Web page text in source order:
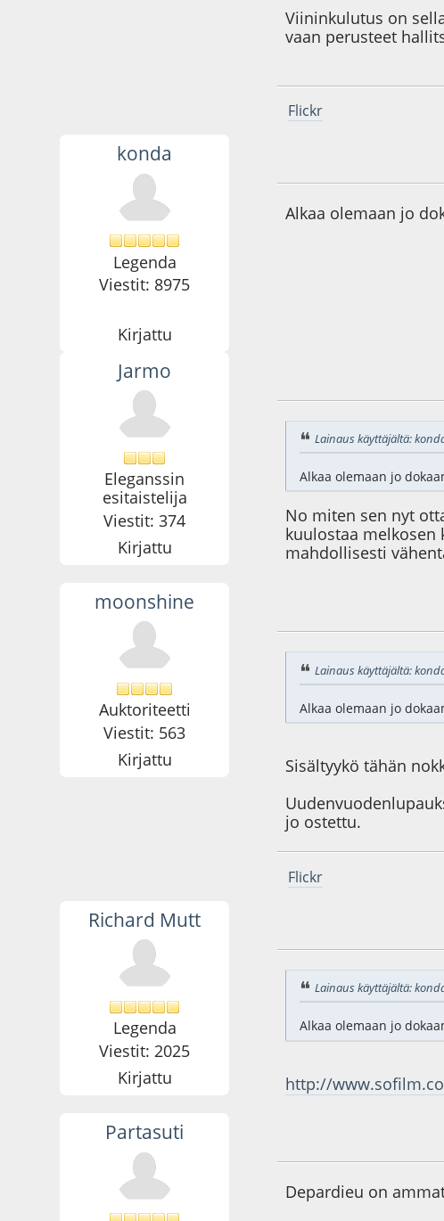
Viininkulutus on
vaan perusteet
Flickr
konda
Legenda
Viestit: 8975
Kirjattu
Alkaa olemaan jo
Jarmo
Eleganssin
esitaistelija
Viestit: 374
Kirjattu
Lainaus käyttäjältä:
Alkaa olemaan jo
No miten sen nyt
kuulostaa
mahdollisesti
moonshine
Auktoriteetti
Viestit: 563
Kirjattu
Lainaus käyttäjältä:
Alkaa olemaan jo
Sisältyykö tähän
jo ostettu.
Flickr
Richard Mutt
Legenda
Viestit: 2025
Kirjattu
Lainaus käyttäjältä:
Alkaa olemaan jo
http://
Partasuti
Depardieu on